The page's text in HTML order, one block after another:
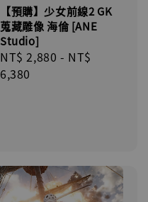
【預購】少女前線2 GK
蒐藏雕像 海倫 [ANE
Studio]
Regular
price
NT$ 2,880 - NT$
6,380